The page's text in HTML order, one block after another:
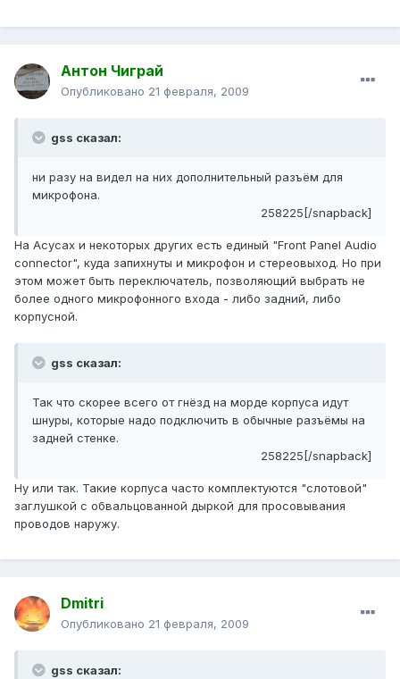
Антон Чиграй
Опубликовано 21 февраля, 2009
gss сказал:
ни разу на видел на них дополнительный разъём для
микрофона.
258225[/snapback]
На Асусах и некоторых других есть единый "Front Panel Audio
connector", куда запихнуты и микрофон и стереовыход. Но при
этом может быть переключатель, позволяющий выбрать не
более одного микрофонного входа - либо задний, либо
корпусной.
gss сказал:
Так что скорее всего от гнёзд на морде корпуса идут
шнуры, которые надо подключить в обычные разъёмы на
задней стенке.
258225[/snapback]
Ну или так. Такие корпуса часто комплектуются "слотовой"
заглушкой с обвальцованной дыркой для просовывания
проводов наружу.
Dmitri
Опубликовано 21 февраля, 2009
gss сказал: